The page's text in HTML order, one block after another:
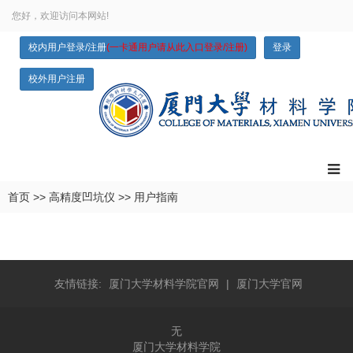
您好，欢迎访问本网站!
校内用户登录/注册(一卡通用户请从此入口登录/注册) 登录
校外用户注册
首页 >> 高精度凹坑仪 >> 用户指南
友情链接: 厦门大学材料学院官网 | 厦门大学官网
无
厦门大学材料学院